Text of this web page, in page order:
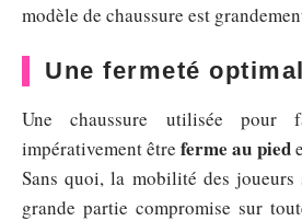
modèle de chaussure est
Une fermeté
Une chaussure utilisée
impérativement êtreferme au pied
Sans quoi, la mobilité des
grande partie compromise sur